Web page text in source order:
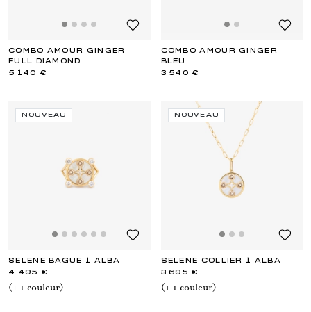
COMBO AMOUR GINGER
FULL DIAMOND
5 140 €
COMBO AMOUR GINGER
BLEU
3 540 €
NOUVEAU
SELENE BAGUE 1 ALBA
4 495 €
(+ 1 couleur)
NOUVEAU
SELENE COLLIER 1 ALBA
3 695 €
(+ 1 couleur)